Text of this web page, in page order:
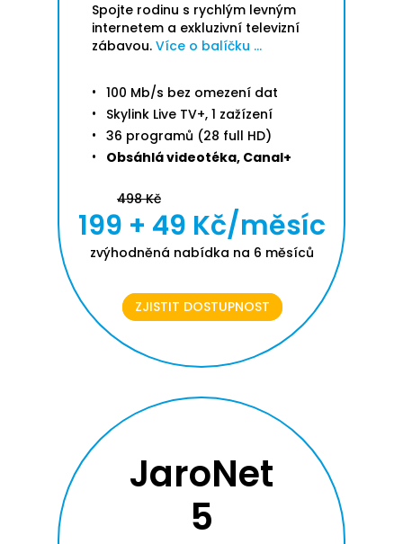
Spojte rodinu s rychlým levným
internetem a exkluzivní televizní
zábavou. Více o balíčku ...
100 Mb/s bez omezení dat
Skylink Live TV+, 1 zažízení
36 programů (28 full HD)
Obsáhlá videotéka, Canal+
498 Kč
199 + 49 Kč/měsíc
zvýhodněná nabídka na 6 měsíců
ZJISTIT DOSTUPNOST
JaroNet
5